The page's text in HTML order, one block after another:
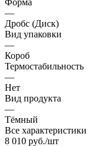
—
Дробс (Диск)
Вид упаковки
—
Короб
Термостабильность
—
Нет
Вид продукта
—
Тёмный
Все характеристики
8 010 руб./шт